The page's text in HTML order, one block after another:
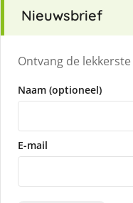
Nieuwsbrief
Ontvang de
Naam (optioneel)
E-mail